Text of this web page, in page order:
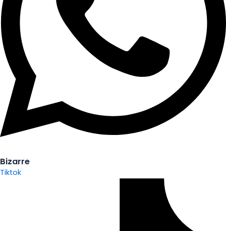
Bizarre
Tiktok